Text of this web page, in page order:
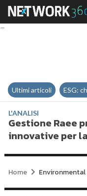
Ultimi articoli ESG:
L'ANALISI
Gestione Raee
innovative per
Home